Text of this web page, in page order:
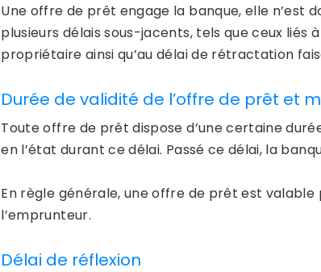
Une offre de prêt engage la banque, elle n’est
plusieurs délais sous-jacents, tels que ceux liés
propriétaire ainsi qu’au délai de rétractation
Durée de validité de l’offre de prêt et
Toute offre de prêt dispose d’une certaine
en l’état durant ce délai. Passé ce délai, la
En règle générale, une offre de prêt est valable
l’emprunteur.
Délai de réflexion